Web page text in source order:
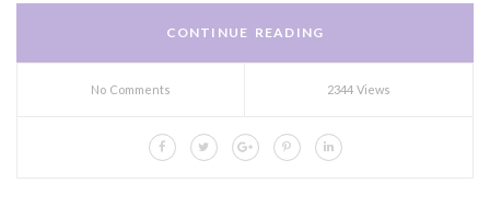
CONTINUE READING
No Comments 2344 Views